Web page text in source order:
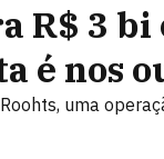
R$ 3 bi
é nos
uma